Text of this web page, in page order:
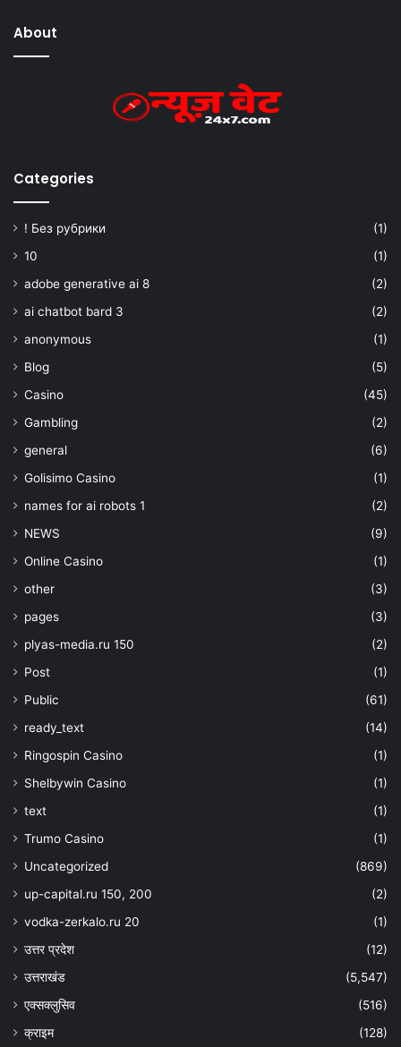
About
Categories
! Без рубрики
(1)
10
(1)
adobe generative ai 8
(2)
ai chatbot bard 3
(2)
anonymous
(1)
Blog
(5)
Casino
(45)
Gambling
(2)
general
(6)
Golisimo Casino
(1)
names for ai robots 1
(2)
NEWS
(9)
Online Casino
(1)
other
(3)
pages
(3)
plyas-media.ru 150
(2)
Post
(1)
Public
(61)
ready_text
(14)
Ringospin Casino
(1)
Shelbywin Casino
(1)
text
(1)
Trumo Casino
(1)
Uncategorized
(869)
up-capital.ru 150, 200
(2)
vodka-zerkalo.ru 20
(1)
उत्तर प्रदेश
(12)
उत्तराखंड
(5,547)
एक्सक्लुसिव
(516)
क्राइम
(128)